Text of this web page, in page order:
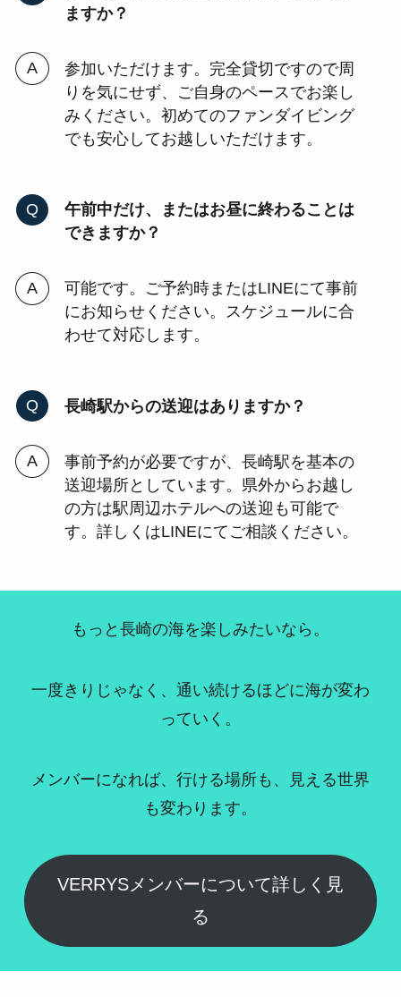
ますか？
参加いただけます。完全貸切ですので周
りを気にせず、ご自身のペースでお楽し
みください。初めてのファンダイビング
でも安心してお越しいただけます。
午前中だけ、またはお昼に終わることは
できますか？
可能です。ご予約時またはLINEにて事前
にお知らせください。スケジュールに合
わせて対応します。
長崎駅からの送迎はありますか？
事前予約が必要ですが、長崎駅を基本の
送迎場所としています。県外からお越し
の方は駅周辺ホテルへの送迎も可能で
す。詳しくはLINEにてご相談ください。
もっと長崎の海を楽しみたいなら。
一度きりじゃなく、通い続けるほどに海が変わ
っていく。
メンバーになれば、行ける場所も、見える世界
も変わります。
VERRYSメンバーについて詳しく見
る